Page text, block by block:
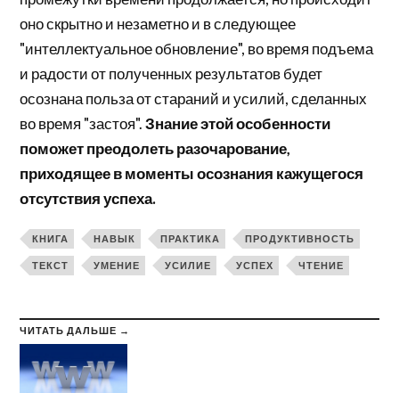
оно скрытно и незаметно и в следующее
"интеллектуальное обновление", во время подъема
и радости от полученных результатов будет
осознана польза от стараний и усилий, сделанных
во время "застоя".Знание этой особенности
поможет преодолеть разочарование,
приходящее в моменты осознания кажущегося
отсутствия успеха.
КНИГА НАВЫК ПРАКТИКА ПРОДУКТИВНОСТЬ
ТЕКСТ УМЕНИЕ УСИЛИЕ УСПЕХ ЧТЕНИЕ
ЧИТАТЬ ДАЛЬШЕ →